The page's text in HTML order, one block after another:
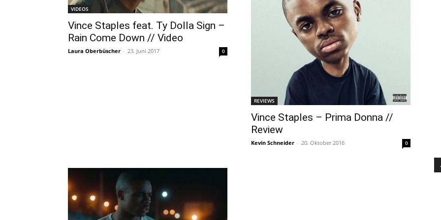
VIDEOS
Vince Staples feat. Ty Dolla Sign –
Rain Come Down // Video
Laura Oberbüscher - 23. Juni 2017 0
REVIEWS
Vince Staples – Prima Donna //
Review
Kevin Schneider - 20. Oktober 2016 0